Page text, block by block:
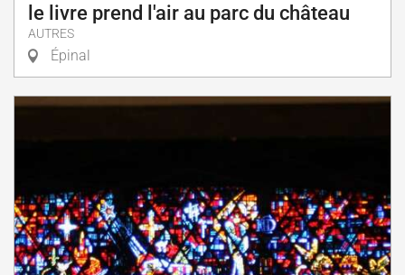
le livre prend l'air au parc du château
AUTRES
Épinal